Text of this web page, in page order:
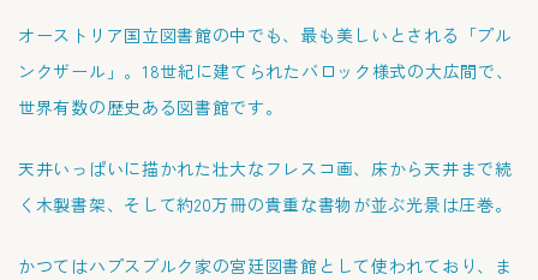
オーストリア国立図書館の中でも、最も美しいとされる「プル
ンクザール」。18世紀に建てられたバロック様式の大広間で、
世界有数の歴史ある図書館です。
天井いっぱいに描かれた壮大なフレスコ画、床から天井まで続
く木製書架、そして約20万冊の貴重な書物が並ぶ光景は圧巻。
かつてはハプスブルク家の宮廷図書館として使われており、ま